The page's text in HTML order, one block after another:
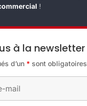
!
à la newsletter
d’un * sont obligatoires